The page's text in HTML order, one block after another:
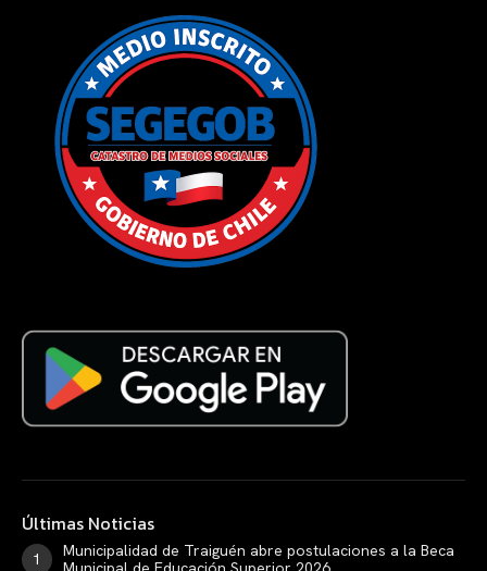
Últimas Noticias
Municipalidad de Traiguén abre postulaciones a la Beca